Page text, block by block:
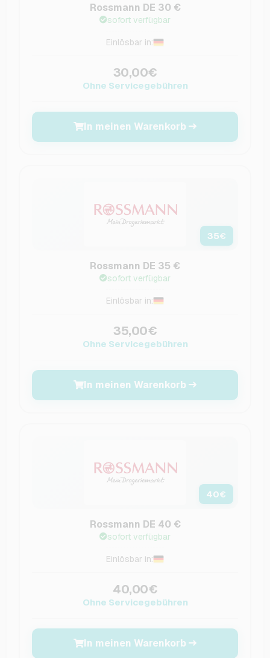
Rossmann DE 30 €
sofort verfügbar
Einlösbar in:
30,00€
Ohne Servicegebühren
In meinen Warenkorb
35€
Rossmann DE 35 €
sofort verfügbar
Einlösbar in:
35,00€
Ohne Servicegebühren
In meinen Warenkorb
40€
Rossmann DE 40 €
sofort verfügbar
Einlösbar in:
40,00€
Ohne Servicegebühren
In meinen Warenkorb